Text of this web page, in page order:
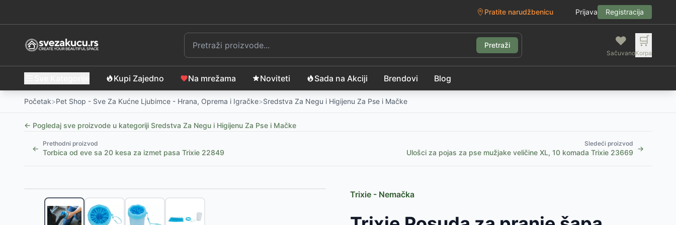
Pratite narudžbenicu Prijava Registracija
Pretraži ❤️
Sačuvano
🛒
Korpa
Kupi Zajedno Na mrežama Noviteti Sada na Akciji Brendovi Blog
Početak>Pet Shop - Sve Za Kućne Ljubimce - Hrana, Oprema i Igračke>Sredstva Za Negu i Higijenu Za Pse i Mačke
← Pogledaj sve proizvode u kategoriji Sredstva Za Negu i Higijenu Za Pse i Mačke
←
Prethodni proizvod
Torbica od eve sa 20 kesa za izmet pasa Trixie 22849
Sledeći proizvod
Ulošci za pojas za pse mužjake veličine XL, 10 komada Trixie 23669 →
Rukavica sa četkom za četkanje i masažu pasa Trixie 6290
Rezervni nož za trimer za kućne ljubimce Camry CR2821.1
Trixie - Nemačka